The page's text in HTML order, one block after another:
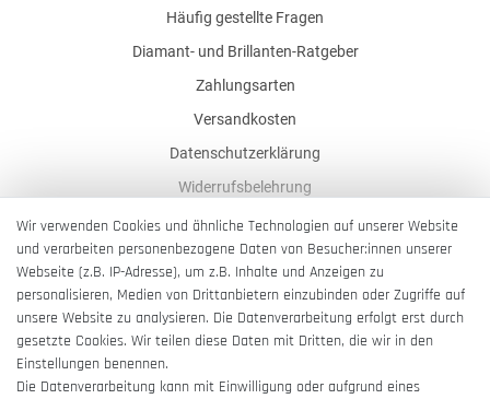
Häufig gestellte Fragen
Diamant- und Brillanten-Ratgeber
Zahlungsarten
Versandkosten
Datenschutzerklärung
Widerrufsbelehrung
AGB
Impressum
Barrierefreiheitserklärung
Wir verwenden Cookies und ähnliche Technologien auf unserer Website
und verarbeiten personenbezogene Daten von Besucher:innen unserer
Webseite (z.B. IP-Adresse), um z.B. Inhalte und Anzeigen zu
personalisieren, Medien von Drittanbietern einzubinden oder Zugriffe auf
unsere Website zu analysieren. Die Datenverarbeitung erfolgt erst durch
gesetzte Cookies. Wir teilen diese Daten mit Dritten, die wir in den
Einstellungen benennen.
Die Datenverarbeitung kann mit Einwilligung oder aufgrund eines